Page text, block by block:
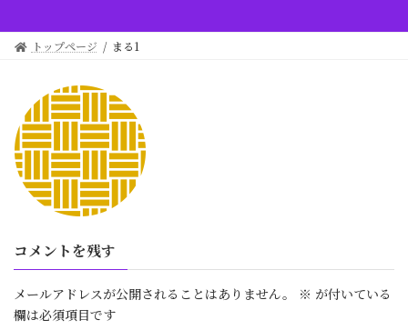
トップページ まる1
コメントを残す
メールアドレスが公開されることはありません。 ※ が付いている
欄は必須項目です